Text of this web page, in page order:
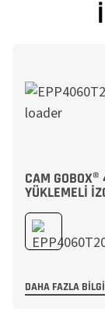
CAM
YÜKLEMELI
DAHA FAZLA BILGI